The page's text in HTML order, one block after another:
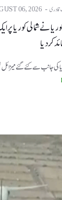
06, 2026
نے شمالی کوریا پر
کر دیا
کی جانب سے کئے گئے